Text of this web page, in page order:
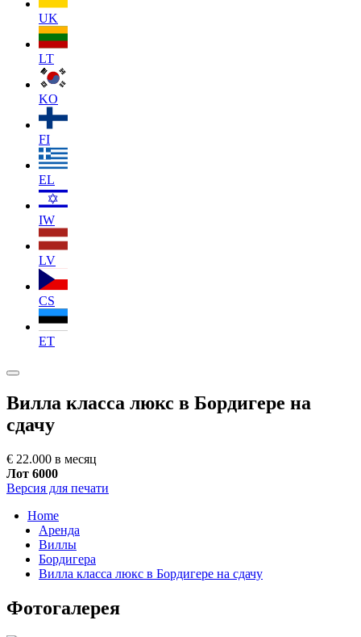
UK
LT
KO
FI
EL
IW
LV
CS
ET
Вилла класса люкс в Бордигере на
сдачу
€ 22.000 в месяц
Лот 6000
Версия для печати
Home
Аренда
Виллы
Бордигера
Вилла класса люкс в Бордигере на сдачу
Фотогалерея